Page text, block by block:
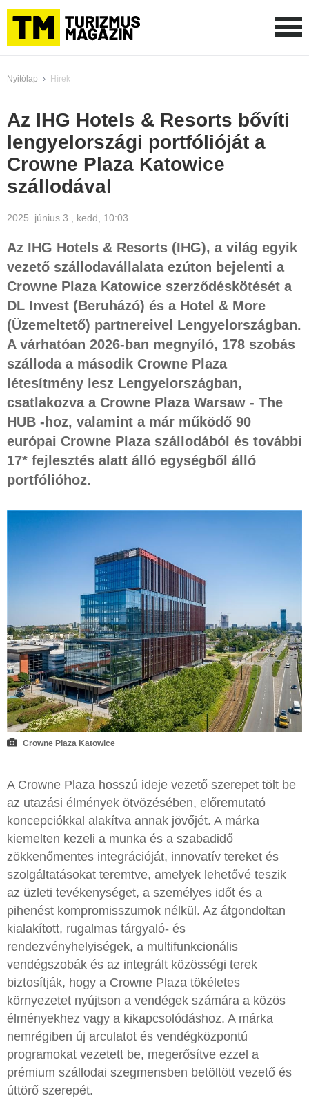
Nyitólap › Hírek
Az IHG Hotels & Resorts bővíti
lengyelországi portfólióját a
Crowne Plaza Katowice
szállodával
2025. június 3., kedd, 10:03
Az IHG Hotels & Resorts (IHG), a világ egyik
vezető szállodavállalata ezúton bejelenti a
Crowne Plaza Katowice szerződéskötését a
DL Invest (Beruházó) és a Hotel & More
(Üzemeltető) partnereivel Lengyelországban.
A várhatóan 2026-ban megnyíló, 178 szobás
szálloda a második Crowne Plaza
létesítmény lesz Lengyelországban,
csatlakozva a Crowne Plaza Warsaw - The
HUB -hoz, valamint a már működő 90
európai Crowne Plaza szállodából és további
17* fejlesztés alatt álló egységből álló
portfólióhoz.
Crowne Plaza Katowice
A Crowne Plaza hosszú ideje vezető szerepet tölt be
az utazási élmények ötvözésében, előremutató
koncepciókkal alakítva annak jövőjét. A márka
kiemelten kezeli a munka és a szabadidő
zökkenőmentes integrációját, innovatív tereket és
szolgáltatásokat teremtve, amelyek lehetővé teszik
az üzleti tevékenységet, a személyes időt és a
pihenést kompromisszumok nélkül. Az átgondoltan
kialakított, rugalmas tárgyaló- és
rendezvényhelyiségek, a multifunkcionális
vendégszobák és az integrált közösségi terek
biztosítják, hogy a Crowne Plaza tökéletes
környezetet nyújtson a vendégek számára a közös
élményekhez vagy a kikapcsolódáshoz. A márka
nemrégiben új arculatot és vendégközpontú
programokat vezetett be, megerősítve ezzel a
prémium szállodai szegmensben betöltött vezető és
úttörő szerepét.